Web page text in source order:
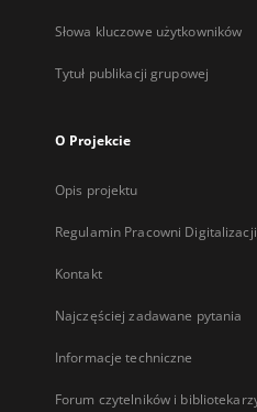
Słowa kluczowe użytkowników
Tytuł publikacji grupowej
O Projekcie
Opis projektu
Regulamin Pracowni Digitalizacji
Kontakt
Najczęściej zadawane pytania
Informacje techniczne
Forum czytelników i